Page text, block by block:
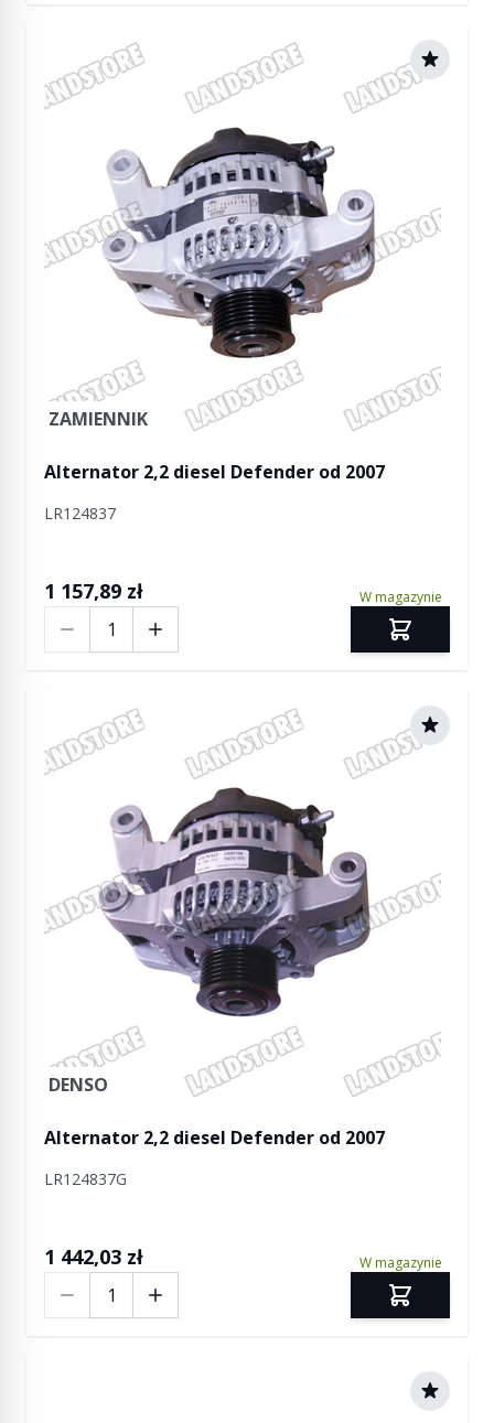
ZAMIENNIK
Alternator 2,2 diesel Defender od 2007
LR124837
1 157,89 zł W magazynie
DENSO
Alternator 2,2 diesel Defender od 2007
LR124837G
1 442,03 zł W magazynie